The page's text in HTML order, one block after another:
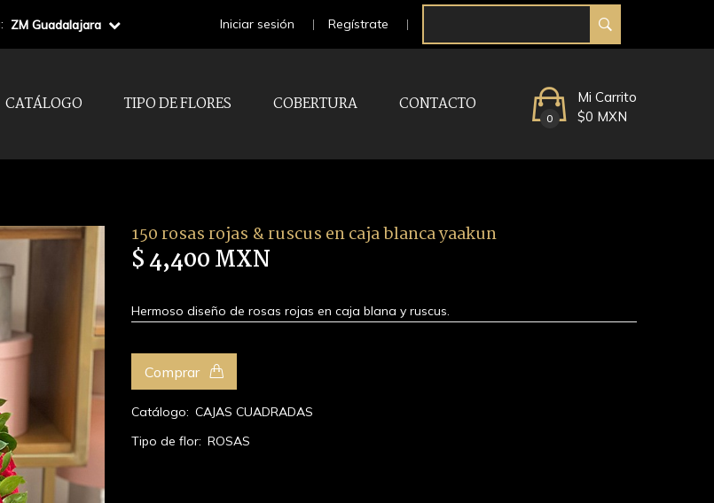
ZM Guadalajara Iniciar sesión Regístrate
CATÁLOGO TIPO DE FLORES COBERTURA CONTACTO
0
Mi Carrito
$0 MXN
150 rosas rojas & ruscus en caja blanca yaakun
$ 4,400 MXN
Hermoso diseño de rosas rojas en caja blana y ruscus.
Comprar
Catálogo: CAJAS CUADRADAS
Tipo de flor: ROSAS